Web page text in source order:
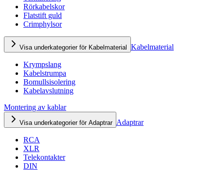
Rörkabelskor
Flatstift guld
Crimphylsor
Visa underkategorier för Kabelmaterial Kabelmaterial
Krympslang
Kabelstrumpa
Bomullsisolering
Kabelavslutning
Montering av kablar
Visa underkategorier för Adaptrar Adaptrar
RCA
XLR
Telekontakter
DIN